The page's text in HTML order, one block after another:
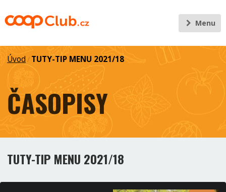
Menu
Úvod / TUTY-TIP MENU 2021/18
ČASOPISY
TUTY-TIP MENU 2021/18